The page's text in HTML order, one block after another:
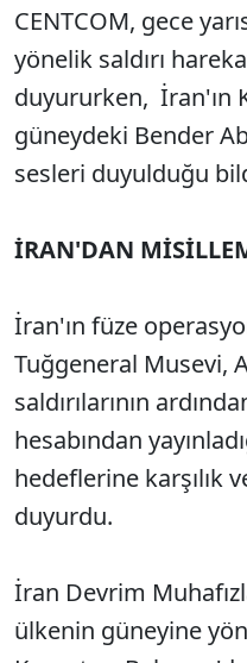
CENTCOM, gece
yönelik saldırı
duyururken, İran'ın
güneydeki Bender
sesleri duyulduğu
İRAN'DAN
İran'ın füze
Tuğgeneral Musevi,
saldırılarının
hesabından
hedeflerine karşılık
duyurdu.
İran Devrim
ülkenin güneyine